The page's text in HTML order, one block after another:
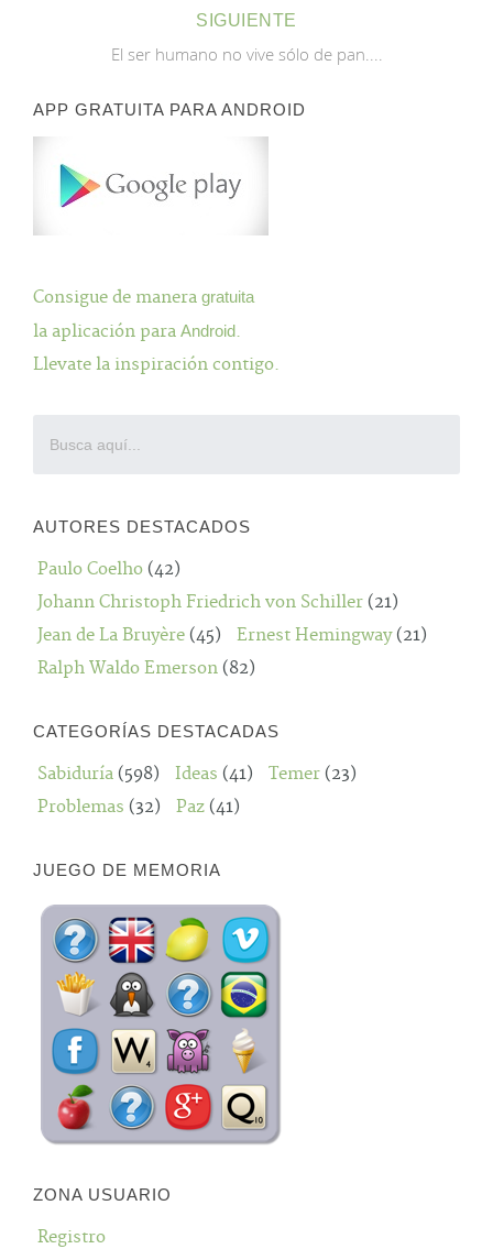
SIGUIENTE
El ser humano no vive sólo de pan....
APP GRATUITA PARA ANDROID
Consigue de manera gratuita
la aplicación para Android.
Llevate la inspiración contigo.
AUTORES DESTACADOS
Paulo Coelho (42)
Johann Christoph Friedrich von Schiller (21)
Jean de La Bruyère (45) Ernest Hemingway(21)
Ralph Waldo Emerson (82)
CATEGORÍAS DESTACADAS
Sabiduría (598) Ideas (41) Temer (23)
Problemas (32) Paz (41)
JUEGO DE MEMORIA
ZONA USUARIO
Registro